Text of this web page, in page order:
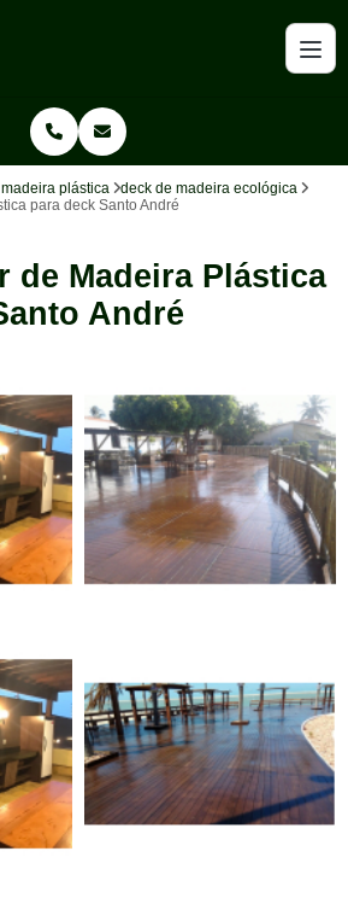
plástica
deck de madeira ecológica
para deck Santo André
de Madeira Plástica
André